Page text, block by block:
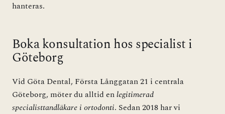
hanteras.
Boka konsultation hos specialist i
Göteborg
Vid Göta Dental, Första Långgatan 21 i centrala
Göteborg, möter du alltid enlegitimerad
specialisttandläkare i ortodonti. Sedan 2018 har vi